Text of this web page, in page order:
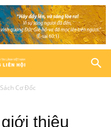
Sách Cơ Đốc
thiệu